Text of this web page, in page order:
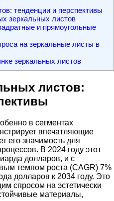
тенденции и перспективы
зеркальных листов
и прямоугольные
на зеркальные листы в
зеркальных листов
листов:
в сегментах
впечатляющие
его значимость для
В 2024 году этот
долларов, и с
темпом роста (CAGR) 7%
долларов к 2034 году. Это
спросом на эстетически
материалы,